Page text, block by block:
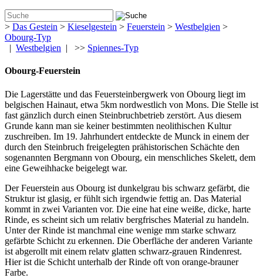
> Das Gestein > Kieselgestein > Feuerstein > Westbelgien >
Obourg-Typ
| Westbelgien | >> Spiennes-Typ
Obourg-Feuerstein
Die Lagerstätte und das Feuersteinbergwerk von Obourg liegt im
belgischen Hainaut, etwa 5km nordwestlich von Mons. Die Stelle ist
fast gänzlich durch einen Steinbruchbetrieb zerstört. Aus diesem
Grunde kann man sie keiner bestimmten neolithischen Kultur
zuschreiben. Im 19. Jahrhundert entdeckte de Munck in einem der
durch den Steinbruch freigelegten prähistorischen Schächte den
sogenannten Bergmann von Obourg, ein menschliches Skelett, dem
eine Geweihhacke beigelegt war.
Der Feuerstein aus Obourg ist dunkelgrau bis schwarz gefärbt, die
Struktur ist glasig, er fühlt sich irgendwie fettig an. Das Material
kommt in zwei Varianten vor. Die eine hat eine weiße, dicke, harte
Rinde, es scheint sich um relativ bergfrisches Material zu handeln.
Unter der Rinde ist manchmal eine wenige mm starke schwarz
gefärbte Schicht zu erkennen. Die Oberfläche der anderen Variante
ist abgerollt mit einem relatv glatten schwarz-grauen Rindenrest.
Hier ist die Schicht unterhalb der Rinde oft von orange-brauner
Farbe.